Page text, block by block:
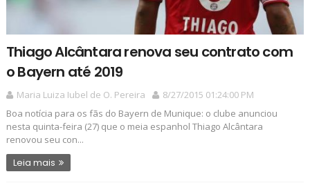
Thiago Alcântara renova seu contrato com
o Bayern até 2019
Maria Luiza Iubel de O. Pereira
8/27/2015 01:24:00 PM
Boa notícia para os fãs do Bayern de Munique: o clube anunciou
nesta quinta-feira (27) que o meia espanhol Thiago Alcântara
renovou seu con...
Leia mais